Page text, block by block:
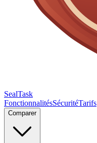
SealTask
FonctionnalitésSécuritéTarifs
Comparer